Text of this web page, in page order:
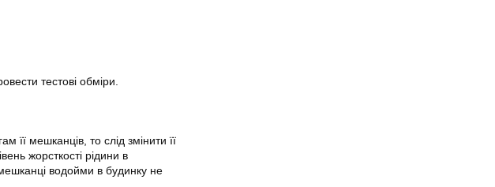
тестові обміри.
її мешканців, то слід змінити її
жорсткості рідини в
водойми в будинку не